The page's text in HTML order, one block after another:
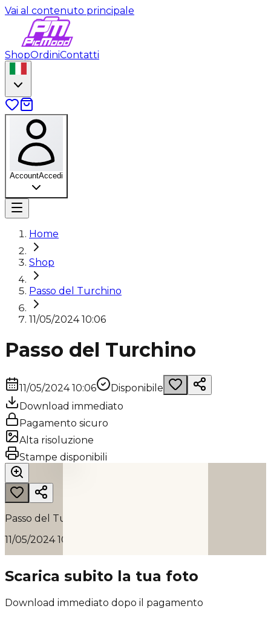
Vai al contenuto principale
ShopOrdiniContatti
AccountAccedi
Home
Shop
Passo del Turchino
11/05/2024 10:06
Passo del Turchino
11/05/2024 10:06
Disponibile
Download immediato
Pagamento sicuro
Alta risoluzione
Stampe disponibili
Passo del Turchino
11/05/2024 10:06
Scarica subito la tua foto
Download immediato dopo il pagamento